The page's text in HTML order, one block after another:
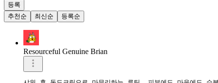
등록
추천순
최신순 등록순
Resourceful Genuine Brian